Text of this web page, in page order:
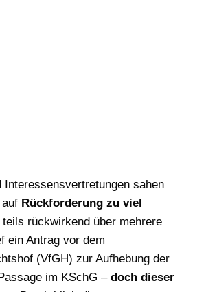
Interessensvertretungen sahen
Rückforderung zu viel
teils rückwirkend über mehrere
ein Antrag vor dem
(VfGH) zur Aufhebung der
im KSchG – doch dieser